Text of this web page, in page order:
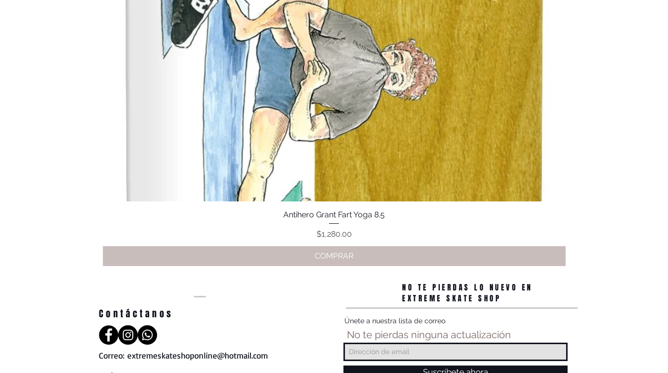
Vista rápida
Antihero Grant Fart Yoga 8.5
Precio
$1,280.00
COMPRAR
Contáctanos
Correo: extremeskateshoponline@hotmail.com
NO TE PIERDAS LO NUEVO EN
EXTREME SKATE SHOP
Únete a nuestra lista de correo
No te pierdas ninguna actualización